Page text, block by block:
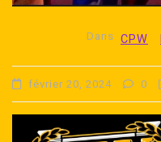
Dans CPW
février 20, 2024 0